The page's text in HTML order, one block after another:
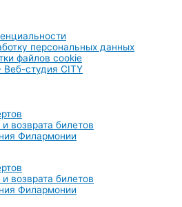
персональных данных
файлов cookie
Веб-студия CITY
возврата билетов
Филармонии
возврата билетов
Филармонии